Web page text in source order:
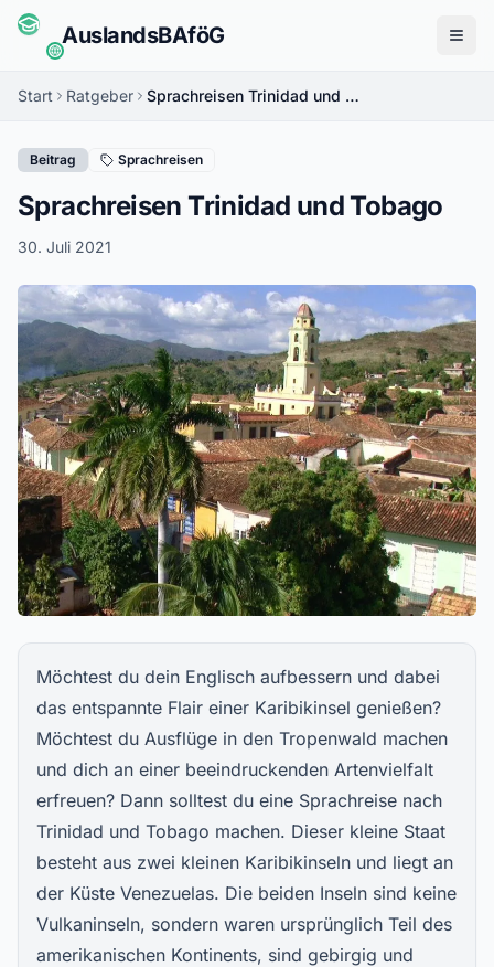
AuslandsBAföG
Start Ratgeber Sprachreisen Trinidad und Tobago
Beitrag Sprachreisen
Sprachreisen Trinidad und Tobago
30. Juli 2021
Möchtest du dein Englisch aufbessern und dabei
das entspannte Flair einer Karibikinsel genießen?
Möchtest du Ausflüge in den Tropenwald machen
und dich an einer beeindruckenden Artenvielfalt
erfreuen? Dann solltest du eine Sprachreise nach
Trinidad und Tobago machen. Dieser kleine Staat
besteht aus zwei kleinen Karibikinseln und liegt an
der Küste Venezuelas. Die beiden Inseln sind keine
Vulkaninseln, sondern waren ursprünglich Teil des
amerikanischen Kontinents, sind gebirgig und